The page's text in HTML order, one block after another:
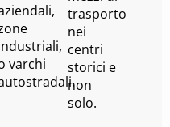
varchi
trasporto
nei
centri
storici e
non
solo.